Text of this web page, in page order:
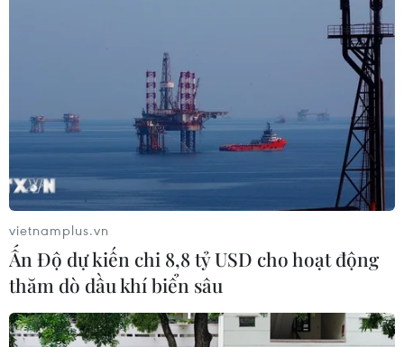
vietnamplus.vn
Ấn Độ dự kiến chi 8,8 tỷ USD cho hoạt động
thăm dò dầu khí biển sâu